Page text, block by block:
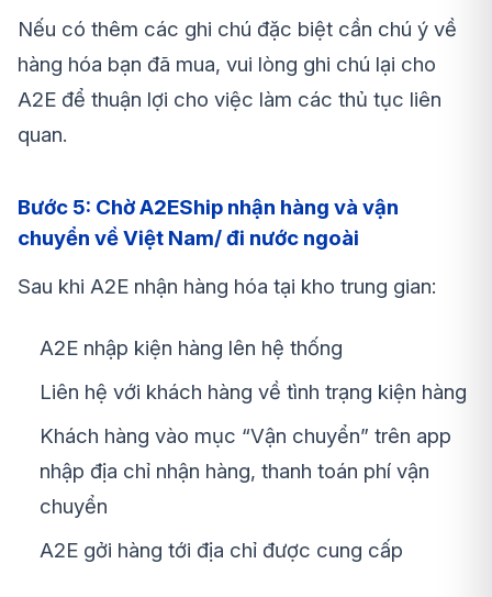
Nếu có thêm các ghi chú đặc biệt cần chú ý về
hàng hóa bạn đã mua, vui lòng ghi chú lại cho
A2E để thuận lợi cho việc làm các thủ tục liên
quan.
Bước 5: Chờ A2EShip nhận hàng và vận
chuyển về Việt Nam/ đi nước ngoài
Sau khi A2E nhận hàng hóa tại kho trung gian:
A2E nhập kiện hàng lên hệ thống
Liên hệ với khách hàng về tình trạng kiện hàng
Khách hàng vào mục “Vận chuyển” trên app
nhập địa chỉ nhận hàng, thanh toán phí vận
chuyển
A2E gởi hàng tới địa chỉ được cung cấp